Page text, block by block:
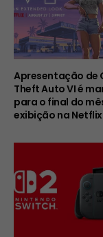
Apresentação de
Theft Auto VI é
para o final do
exibição na Netflix